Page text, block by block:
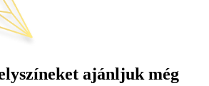
ajánljuk még